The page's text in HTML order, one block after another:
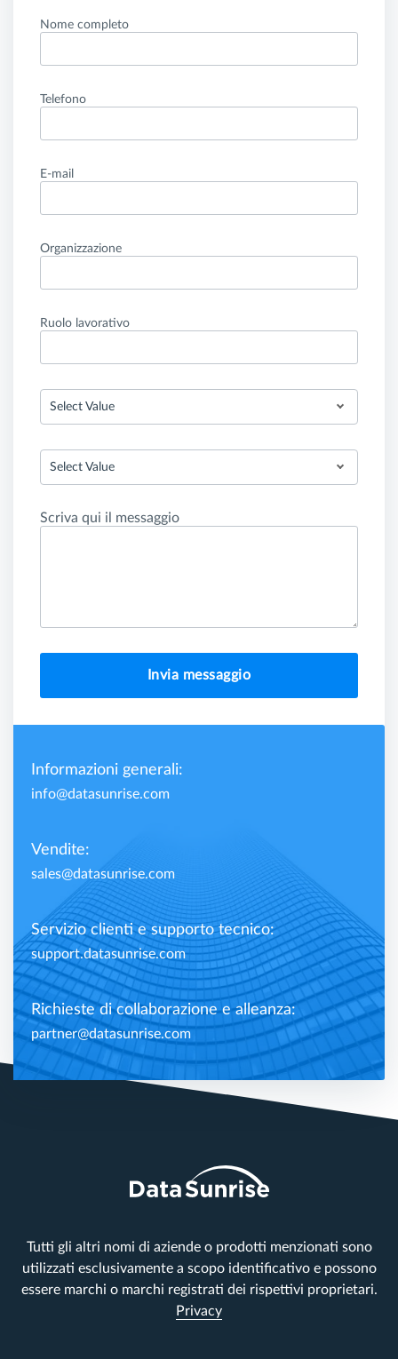
Nome completo
Telefono
E-mail
Organizzazione
Ruolo lavorativo
Select Value
Select Value
Scriva qui il messaggio
Invia messaggio
Informazioni generali:
info@datasunrise.com
Vendite:
sales@datasunrise.com
Servizio clienti e supporto tecnico:
support.datasunrise.com
Richieste di collaborazione e alleanza:
partner@datasunrise.com
Tutti gli altri nomi di aziende o prodotti menzionati sono
utilizzati esclusivamente a scopo identificativo e possono
essere marchi o marchi registrati dei rispettivi proprietari.
Privacy